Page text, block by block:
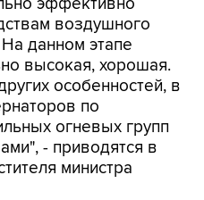
воздушного
данном этапе
высокая, хорошая.
особенностей, в
по
огневых групп
- приводятся в
министра